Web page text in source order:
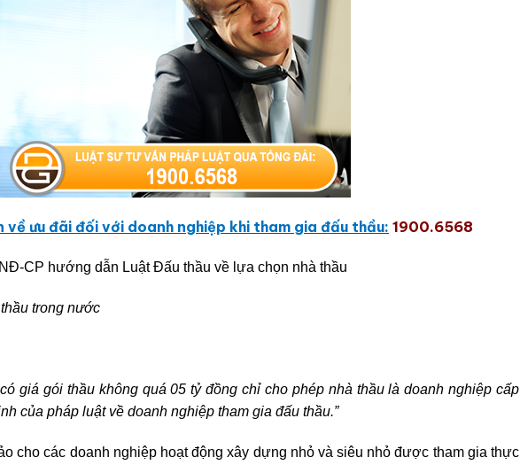
về ưu đãi đối với doanh nghiệp khi tham gia đấu thầu: 1900.6568
CP hướng dẫn Luật Đấu thầu về lựa chọn nhà thầu
trong nước
giá gói thầu không quá 05 tỷ đồng chỉ cho phép nhà thầu là doanh nghiệp cấp
của pháp luật về doanh nghiệp tham gia đấu thầu.”
cho các doanh nghiệp hoạt động xây dựng nhỏ và siêu nhỏ được tham gia thực